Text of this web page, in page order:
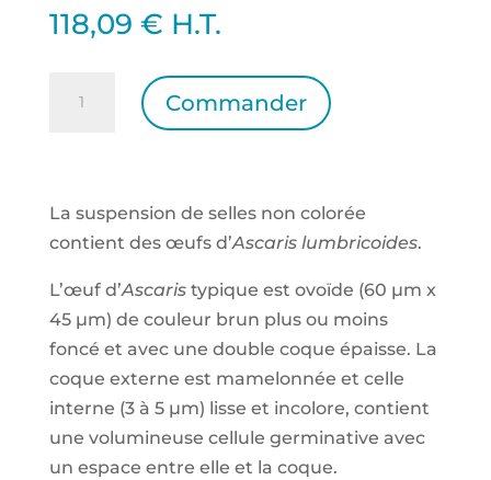
118,09 € H.T.
lumbricoides
non
Commander
La suspension de selles non colorée
contient des œufs d’Ascaris lumbricoides.
L’œuf d’Ascaristypique est ovoïde (60 µm x
45 µm) de couleur brun plus ou moins
foncé et avec une double coque épaisse. La
coque externe est mamelonnée et celle
interne (3 à 5 µm) lisse et incolore, contient
une volumineuse cellule germinative avec
un espace entre elle et la coque.